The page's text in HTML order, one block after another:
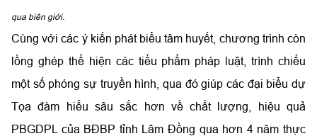
qua biên giới.
Cùng với các ý kiến phát biểu tâm huyết, chương trình còn
lồng ghép thể hiện các tiểu phẩm pháp luật, trình chiếu
một số phóng sự truyền hình, qua đó giúp các đại biểu dự
Tọa đàm hiểu sâu sắc hơn về chất lượng, hiệu quả
PBGDPL của BĐBP tỉnh Lâm Đồng qua hơn 4 năm thực